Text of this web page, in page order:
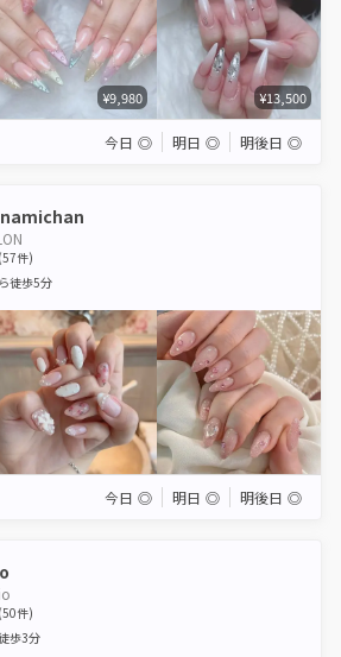
¥9,980 ¥13,500
今日 ◎ 明日 ◎ 明後日 ◎
(57件)
徒歩5分
今日 ◎ 明日 ◎ 明後日 ◎
(50件)
歩3分